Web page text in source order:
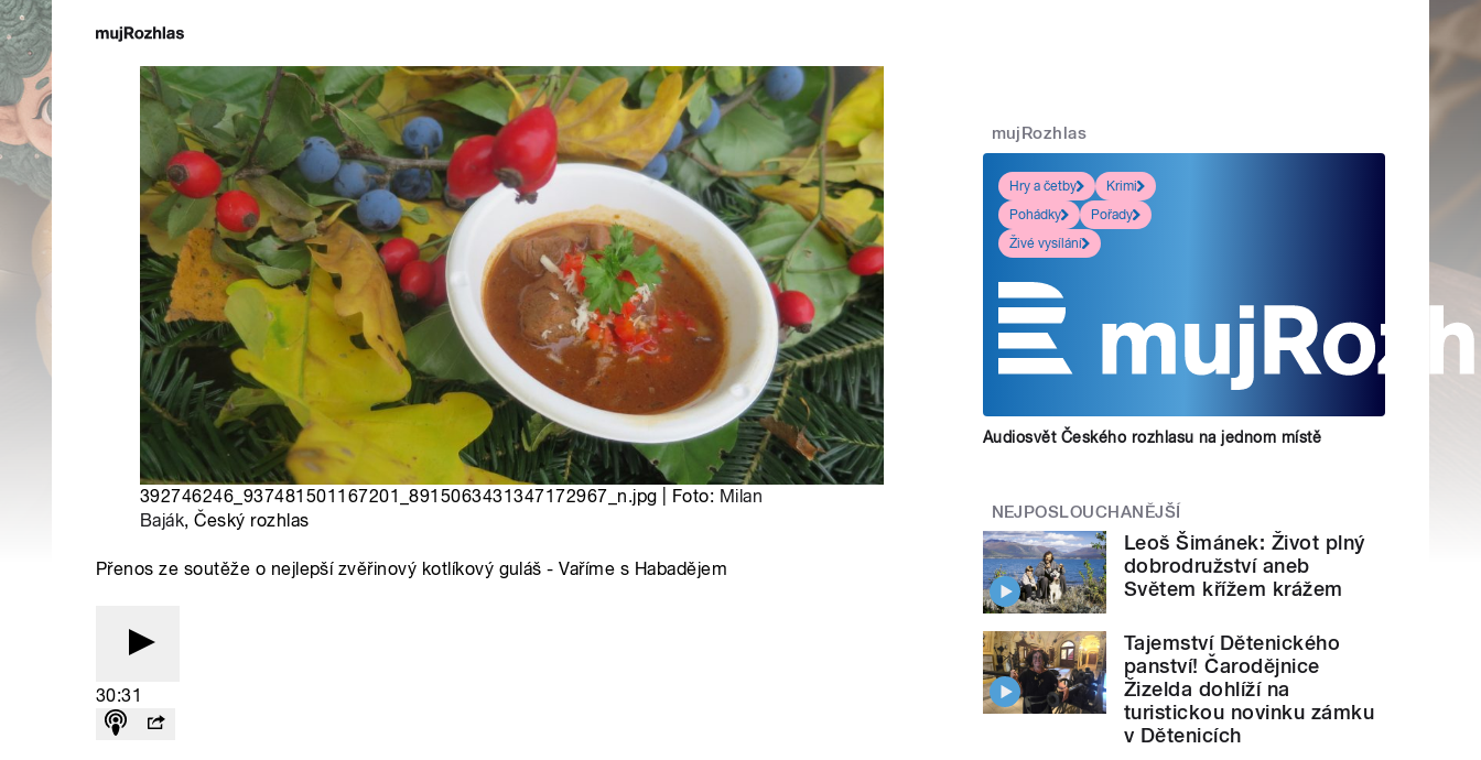
392746246_937481501167201_8915063431347172967_n.jpg | Foto: Milan
Baják, Český rozhlas
Přenos ze soutěže o nejlepší zvěřinový kotlíkový guláš - Vaříme s Habadějem
30:31
mujRozhlas
Hry a četby
Krimi
Pohádky
Pořady
Živé vysílání
Audiosvět Českého rozhlasu na jednom místě
NEJPOSLOUCHANĚJŠÍ
Leoš Šimánek: Život plný
dobrodružství aneb
Světem křížem krážem
Tajemství Dětenického
panství! Čarodějnice
Žizelda dohlíží na
turistickou novinku zámku
v Dětenicích